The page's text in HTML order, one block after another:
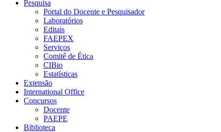
Pesquisa
Portal do Docente e Pesquisador
Laboratórios
Editais
FAEPEX
Serviços
Comitê de Ética
CIBio
Estatísticas
Extensão
International Office
Concursos
Docente
PAEPE
Biblioteca